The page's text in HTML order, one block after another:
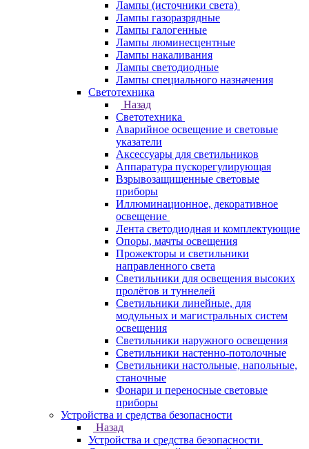
Лампы (источники света)
Лампы газоразрядные
Лампы галогенные
Лампы люминесцентные
Лампы накаливания
Лампы светодиодные
Лампы специального назначения
Светотехника
Назад
Светотехника
Аварийное освещение и световые
указатели
Аксессуары для светильников
Аппаратура пускорегулирующая
Взрывозащищенные световые
приборы
Иллюминационное, декоративное
освещение
Лента светодиодная и комплектующие
Опоры, мачты освещения
Прожекторы и светильники
направленного света
Светильники для освещения высоких
пролётов и туннелей
Светильники линейные, для
модульных и магистральных систем
освещения
Светильники наружного освещения
Светильники настенно-потолочные
Светильники настольные, напольные,
станочные
Фонари и переносные световые
приборы
Устройства и средства безопасности
Назад
Устройства и средства безопасности